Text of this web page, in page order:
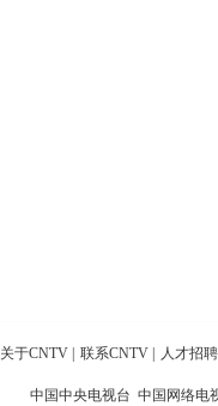
关于CNTV 联系CNTV 人才招聘
中国中央电视台 中国网络电